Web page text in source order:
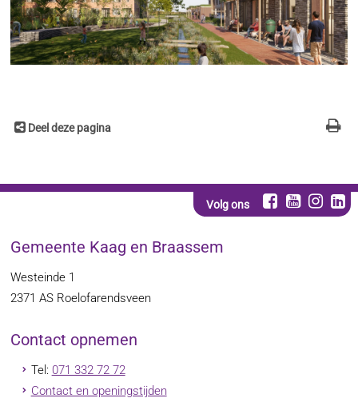
Deel deze pagina
Volg ons
Gemeente Kaag en Braassem
Westeinde 1
2371 AS Roelofarendsveen
Contact opnemen
Tel: 071 332 72 72
Contact en openingstijden